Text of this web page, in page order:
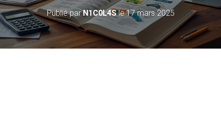
A
A
V
I
Publié parN1C0L4Sle17 mars 2025